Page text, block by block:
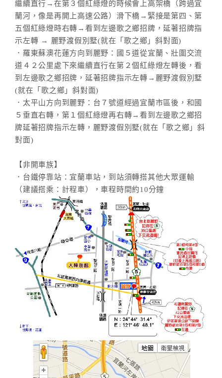
繼續直行→在第３個紅綠燈的時候會上高架橋（跨過宜
蘭河，像是再開上高速公路）滑下橋→緊接是第四、第
五個紅綠燈時右轉→看到左邊歌之鄉招牌，延著招牌指
示左轉 → 麗野渡假別墅(就在「歌之鄉」斜對面)
．羅東蘇澳花蓮方向到麗野：國５道從宜蘭、壯圍交流
道４２公里處下來繼續直行在第２個紅綠燈左轉後，看
到左邊歌之鄉招牌，延著招牌指示左轉→麗野渡假別墅
(就在「歌之鄉」斜對面)
．太平山方向到麗野：台７號道經過宜蘭市區後，和國
５垂直右轉，第１個紅綠燈再右轉→看到左邊歌之鄉招
牌延著招牌指示左轉，麗野渡假別墅(就在「歌之鄉」斜
對面)
【非開車族】
．台鐵停靠站：宜蘭車站，到站須轉搭其他大眾運輸
（建議搭乘：計程車），車程時間約10分鐘